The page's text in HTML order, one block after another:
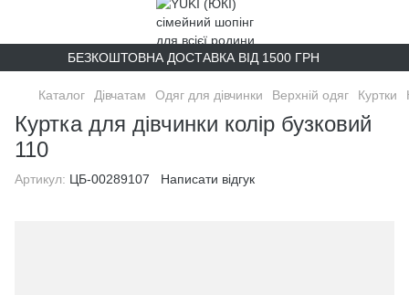
БЕЗКОШТОВНА ДОСТАВКА ВІД 1500 ГРН
Каталог Дівчатам Одяг для дівчинки Верхній одяг Куртки
Куртка для дівчинки колір бузковий
110
Артикул: ЦБ-00289107 Написати відгук